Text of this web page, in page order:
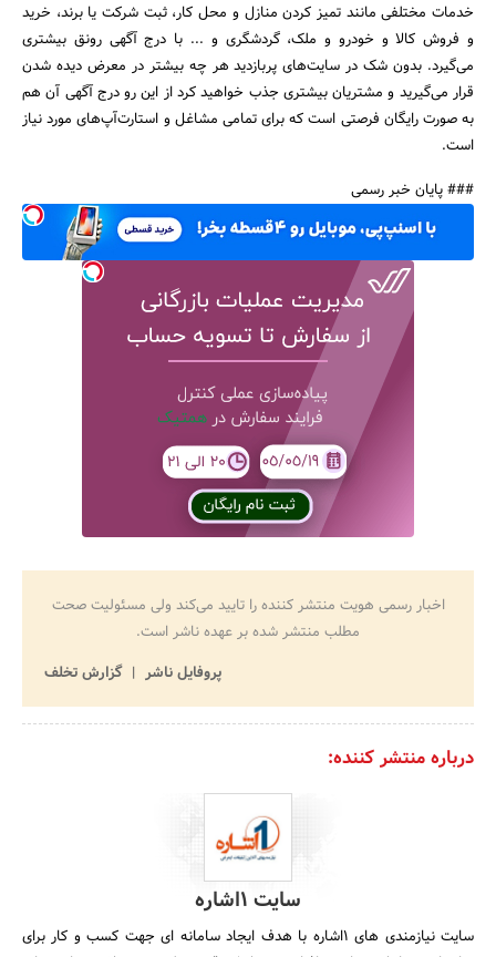
خدمات مختلفی مانند تمیز کردن منازل و محل کار، ثبت شرکت یا برند، خرید
و فروش کالا و خودرو و ملک، گردشگری و ... با درج آگهی رونق بیشتری
می‌گیرد. بدون شک در سایت‌های پربازدید هر چه بیشتر در معرض دیده شدن
قرار می‌گیرید و مشتریان بیشتری جذب خواهید کرد از این رو درج آگهی آن هم
به صورت رایگان فرصتی است که برای تمامی مشاغل و استارت‌آپ‌های مورد نیاز
است.
### پایان خبر رسمی
اخبار رسمی هویت منتشر کننده را تایید می‌کند ولی مسئولیت صحت
مطلب منتشر شده بر عهده ناشر است.
پروفایل ناشر
گزارش تخلف
درباره منتشر کننده:
سایت 1اشاره
سایت نیازمندی های 1اشاره با هدف ایجاد سامانه ای جهت کسب و کار برای